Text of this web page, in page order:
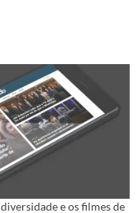
e os filmes de